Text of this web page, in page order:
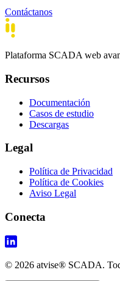
Contáctanos
Plataforma SCADA web
Recursos
Documentación
Casos de estudio
Descargas
Legal
Política de Privacidad
Política de Cookies
Aviso Legal
Conecta
© 2026 atvise® SCADA.